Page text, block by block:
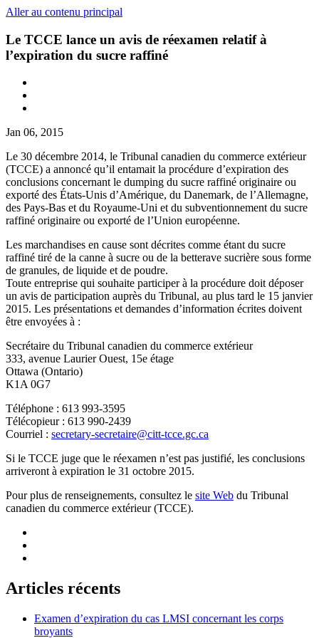
Aller au contenu principal
Le TCCE lance un avis de réexamen relatif à
l’expiration du sucre raffiné
Jan 06, 2015
Le 30 décembre 2014, le Tribunal canadien du commerce extérieur
(TCCE) a annoncé qu’il entamait la procédure d’expiration des
conclusions concernant le dumping du sucre raffiné originaire ou
exporté des États-Unis d’Amérique, du Danemark, de l’Allemagne,
des Pays-Bas et du Royaume-Uni et du subventionnement du sucre
raffiné originaire ou exporté de l’Union européenne.
Les marchandises en cause sont décrites comme étant du sucre
raffiné tiré de la canne à sucre ou de la betterave sucrière sous forme
de granules, de liquide et de poudre.
Toute entreprise qui souhaite participer à la procédure doit déposer
un avis de participation auprès du Tribunal, au plus tard le 15 janvier
2015. Les présentations et demandes d’information écrites doivent
être envoyées à :
Secrétaire du Tribunal canadien du commerce extérieur
333, avenue Laurier Ouest, 15e étage
Ottawa (Ontario)
K1A 0G7
Téléphone : 613 993-3595
Télécopieur : 613 990-2439
Courriel : secretary-secretaire@citt-tcce.gc.ca
Si le TCCE juge que le réexamen n’est pas justifié, les conclusions
arriveront à expiration le 31 octobre 2015.
Pour plus de renseignements, consultez le site Web du Tribunal
canadien du commerce extérieur (TCCE).
Articles récents
Examen d’expiration du cas LMSI concernant les corps
broyants